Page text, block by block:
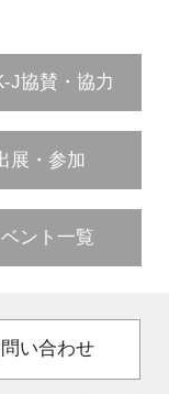
J協賛・協力
展・参加
ント一覧
い合わせ